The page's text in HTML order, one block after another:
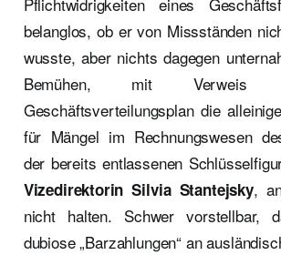
belanglos, ob er von Missständen
wusste, aber nichts dagegen
Bemühen, mit
Geschäftsverteilungsplan die
für Mängel im Rechnungswesen
der bereits entlassenen
Vizedirektorin Silvia Stantejsky,
nicht halten. Schwer vorstellbar,
dubiose „Barzahlungen“ an